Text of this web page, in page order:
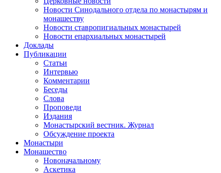
Новости Синодального отдела по монастырям и
монашеству
Новости ставропигиальных монастырей
Новости епархиальных монастырей
Доклады
Публикации
Статьи
Интервью
Комментарии
Беседы
Слова
Проповеди
Издания
Монастырский вестник. Журнал
Обсуждение проекта
Монастыри
Монашество
Новоначальному
Аскетика